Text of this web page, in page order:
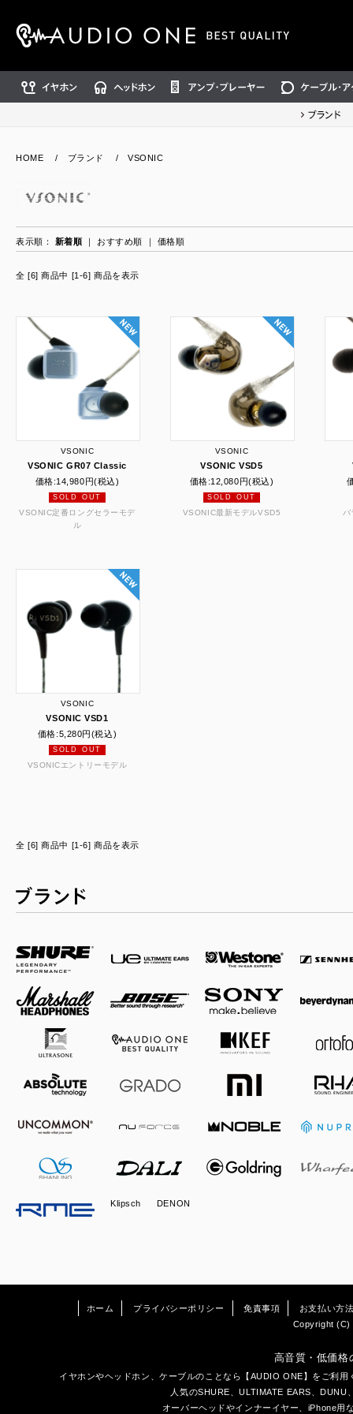
ケーブル・アクセ
HOME / ブランド / VSONIC
表示順： 新着順 ｜ おすすめ順 ｜ 価格順
全 [6] 商品中 [1-6] 商品を表示
VSONIC
VSONIC GR07 Classic
価格:14,980円(税込)
SOLD OUT
VSONIC定番ロングセラーモデ
ル
VSONIC
VSONIC VSD5
価格:12,080円(税込)
SOLD OUT
VSONIC最新モデルVSD5
VSONIC
VSONIC VSD1
価格:5,280円(税込)
SOLD OUT
VSONICエントリーモデル
全 [6] 商品中 [1-6] 商品を表示
Klipsch DENON
ホーム プライバシーポリシー 免責事項
お支払い方
Copyright (C)
高音質・低価格
イヤホンやヘッドホン
、ケーブルのことなら【AUDIO ONE】をご利
人気のSHURE、ULTIMATE EARS、DUNU
オーバーヘッドやインナーイヤー、iPhone用